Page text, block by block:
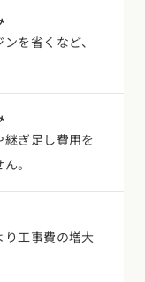
を省くなど、
ぎ足し費用を
。
工事費の増大